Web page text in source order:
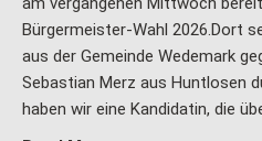
Bürgermeister-Wahl 2026.Dort
aus der Gemeinde Wedemark
Sebastian Merz aus Huntlosen
haben wir eine Kandidatin, die